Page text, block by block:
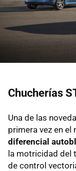
Chucherías
Una de las
primera vez en el
diferencial
la motricidad del
de control